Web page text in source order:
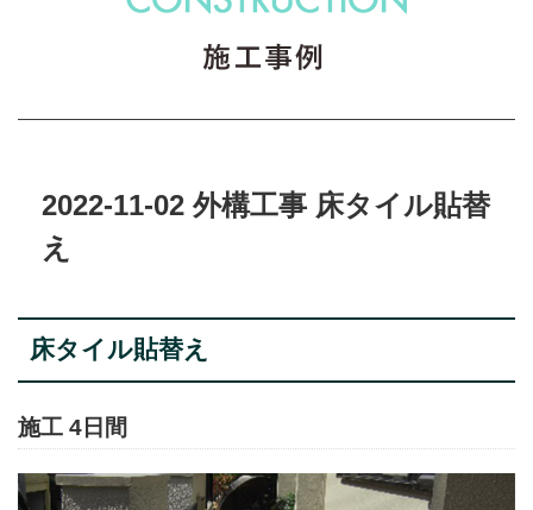
2022-11-02 外構工事 床タイル貼替
え
床タイル貼替え
施工 4日間